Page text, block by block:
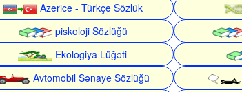
Azerice - Türkçe Sözlük
piskoloji Sözlüğü
Ekologiya Lüğəti
Avtomobil Sənaye Sözlüğü